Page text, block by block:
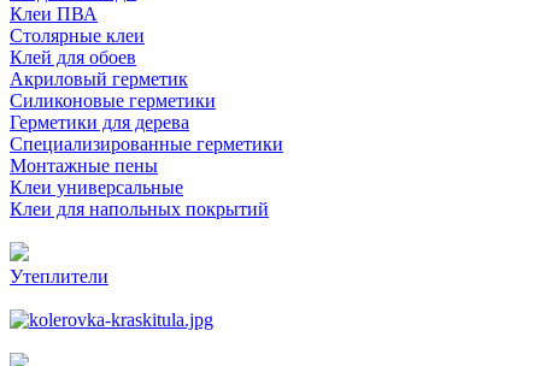
Клеи ПВА
Столярные клеи
Клей для обоев
Акриловый герметик
Силиконовые герметики
Герметики для дерева
Специализированные герметики
Монтажные пены
Клеи универсальные
Клеи для напольных покрытий
Утеплители